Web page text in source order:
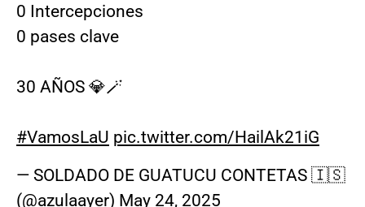
0 Intercepciones
0 pases clave
30 AÑOS 💎🪄
#VamosLaU pic.twitter.com/HailAk21iG
— SOLDADO DE GUATUCU CONTETAS 🇮🇸
(@azulaayer) May 24, 2025